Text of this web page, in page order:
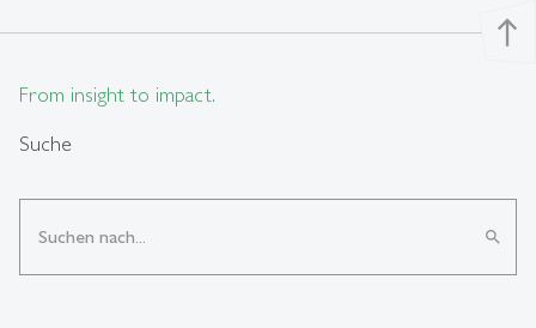
north
From insight to impact.
Suche
search